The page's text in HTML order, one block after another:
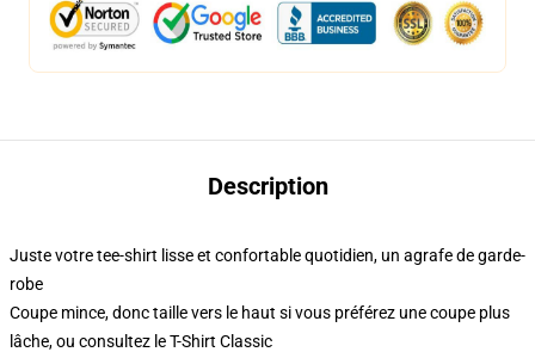
Description
Juste votre tee-shirt lisse et confortable quotidien, un agrafe de garde-
robe
Coupe mince, donc taille vers le haut si vous préférez une coupe plus
lâche, ou consultez le T-Shirt Classic